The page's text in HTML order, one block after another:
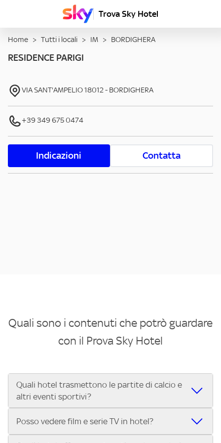
Trova Sky Hotel
Home > Tutti i locali > IM > BORDIGHERA
RESIDENCE PARIGI
VIA SANT'AMPELIO18012- BORDIGHERA
+39 349 675 0474
Indicazioni Contatta
Quali sono i contenuti che potrò guardare
con il Prova Sky Hotel
Quali hotel trasmettono le partite di calcio e
altri eventi sportivi?
Se cerchi un hotel dove poter vedere le partite di Serie A,
Posso vedere film e serie TV in hotel?